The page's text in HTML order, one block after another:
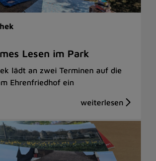
Lesen im Park
lädt an zwei Terminen auf die
Ehrenfriedhof ein